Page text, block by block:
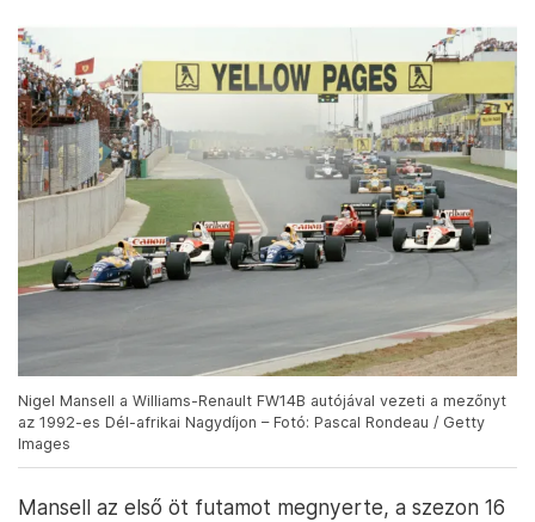
Nigel Mansell a Williams-Renault FW14B autójával vezeti a mezőnyt
az 1992-es Dél-afrikai Nagydíjon – Fotó: Pascal Rondeau / Getty
Images
Mansell az első öt futamot megnyerte, a szezon 16